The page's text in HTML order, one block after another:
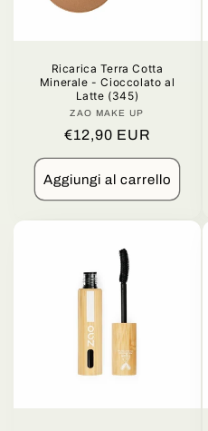
Ricarica Terra Cotta
Minerale - Cioccolato al
Latte (345)
Produttore:
ZAO MAKE UP
Prezzo
di
listino
€12,90 EUR
Aggiungi al carrello